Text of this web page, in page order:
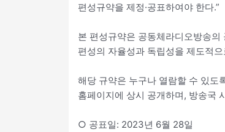
편성규약을 제정·공표하여야 한다.”
본 편성규약은 공동체라디오방송의
편성의 자율성과 독립성을 제도적
해당 규약은 누구나 열람할 수 있도
홈페이지에 상시 공개하며, 방송국
○ 공표일: 2023년 6월 28일